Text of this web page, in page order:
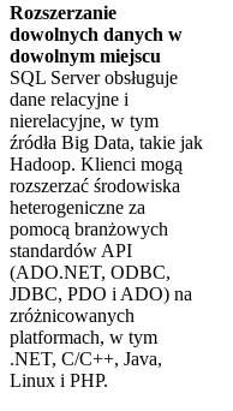
Rozszerzanie
dowolnych danych w
dowolnym miejscu
SQL Server obsługuje
dane relacyjne i
nierelacyjne, w tym
źródła Big Data, takie jak
Hadoop. Klienci mogą
rozszerzać środowiska
heterogeniczne za
pomocą branżowych
standardów API
(ADO.NET, ODBC,
JDBC, PDO i ADO) na
zróżnicowanych
platformach, w tym
.NET, C/C++, Java,
Linux i PHP.